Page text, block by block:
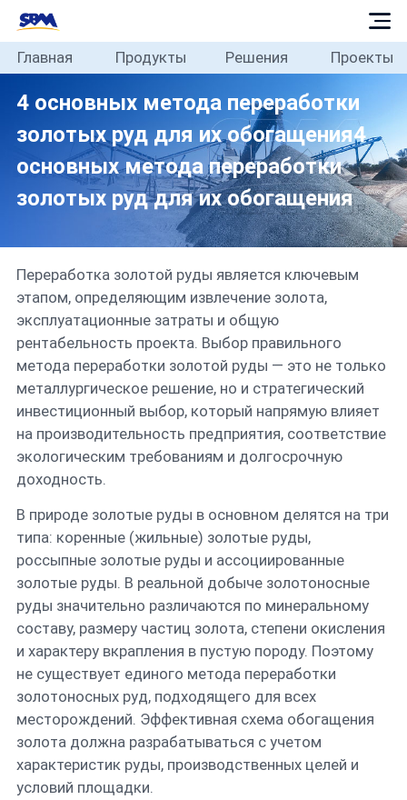
Главная
Решения
Блог
О
нас
Контакты
Главная Продукты Решения Проекты
4 основных метода переработки
золотых руд для их обогащения4
основных метода переработки
золотых руд для их обогащения
Переработка золотой руды является ключевым
этапом, определяющим извлечение золота,
эксплуатационные затраты и общую
рентабельность проекта. Выбор правильного
метода переработки золотой руды — это не только
металлургическое решение, но и стратегический
инвестиционный выбор, который напрямую влияет
на производительность предприятия, соответствие
экологическим требованиям и долгосрочную
доходность.
В природе золотые руды в основном делятся на три
типа: коренные (жильные) золотые руды,
россыпные золотые руды и ассоциированные
золотые руды. В реальной добыче золотоносные
руды значительно различаются по минеральному
составу, размеру частиц золота, степени окисления
и характеру вкрапления в пустую породу. Поэтому
не существует единого метода переработки
золотоносных руд, подходящего для всех
месторождений. Эффективная схема обогащения
золота должна разрабатываться с учетом
характеристик руды, производственных целей и
условий площадки.